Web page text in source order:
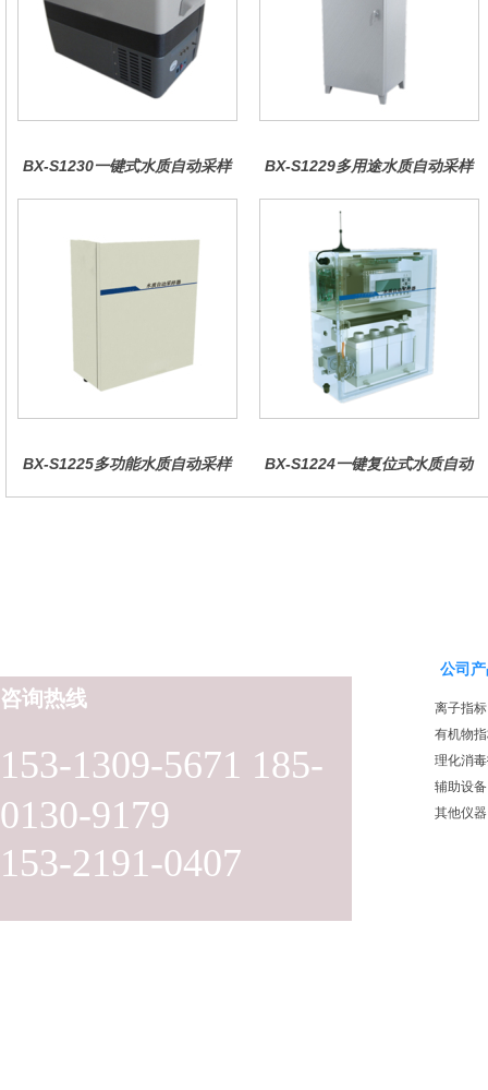
BX-S1230一键式水质自动采样
BX-S1229多用途水质自动采样
BX-S1225多功能水质自动采样
BX-S1224一键复位式水质自动
153-1309-5671 185-
0130-9179
153-2191-0407
咨询热线
公司
离子指标
有机物
理化消
辅助设备
其他仪器